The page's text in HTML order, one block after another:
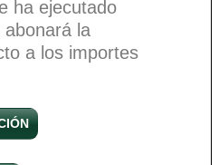
ha ejecutado
abonará la
a los importes